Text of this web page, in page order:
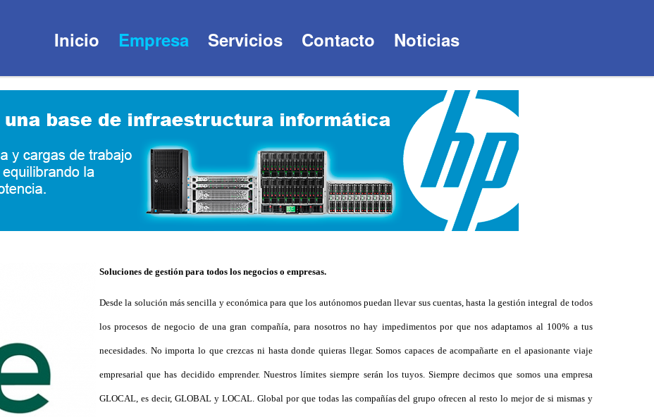
Inicio Empresa Servicios Contacto Noticias
Soluciones de gestión para todos los negocios o empresas.
Desde la solución más sencilla y económica para que los autónomos puedan llevar sus cuentas, hasta la gestión integral de todos
los procesos de negocio de una gran compañía, para nosotros no hay impedimentos por que nos adaptamos al 100% a tus
necesidades. No importa lo que crezcas ni hasta donde quieras llegar. Somos capaces de acompañarte en el apasionante viaje
empresarial que has decidido emprender. Nuestros límites siempre serán los tuyos. Siempre decimos que somos una empresa
GLOCAL, es decir, GLOBAL y LOCAL. Global por que todas las compañías del grupo ofrecen al resto lo mejor de si mismas y